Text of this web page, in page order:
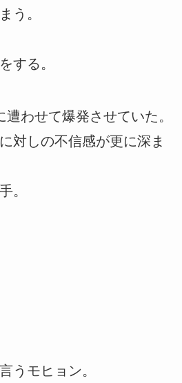
う。
する。
わせて爆発させていた。
対しの不信感が更に深ま
。
うモヒョン。